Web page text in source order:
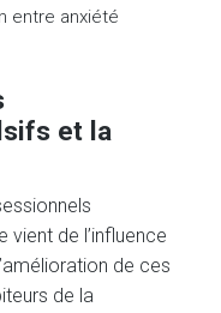
entre anxiété
et la
vient de l’influence
de ces
de la